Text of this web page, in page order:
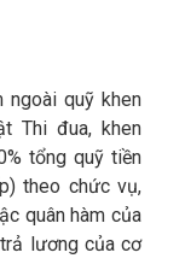
ngoài quỹ khen
Thi đua, khen
tổng quỹ tiền
theo chức vụ,
quân hàm của
lương của cơ